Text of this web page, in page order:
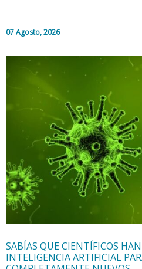
07 Agosto, 2026
Nacional
Colaboradores
Internacional
Cultura
SABÍAS QUE CIENTÍFICOS
INTELIGENCIA ARTIFICIAL